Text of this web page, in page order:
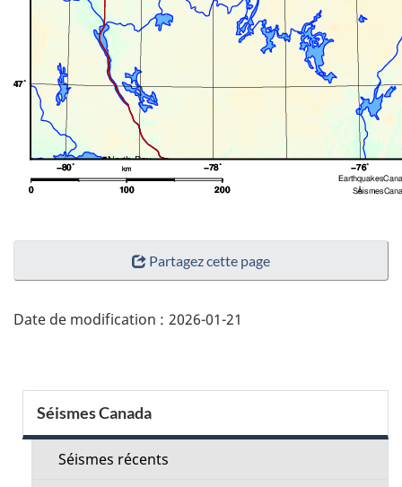
"Détails
page"
Partagez cette page
Date de modification : 2026-01-21
Menu
de
Séismes Canada
Séismes récents